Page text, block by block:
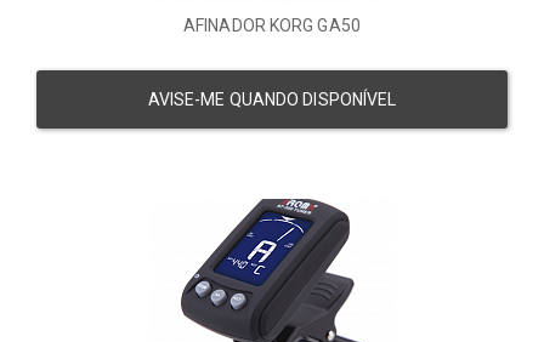
AFINADOR KORG GA50
AVISE-ME QUANDO DISPONÍVEL